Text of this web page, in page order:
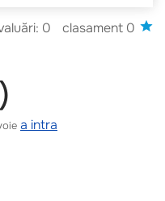
0 clasament 0
a intra